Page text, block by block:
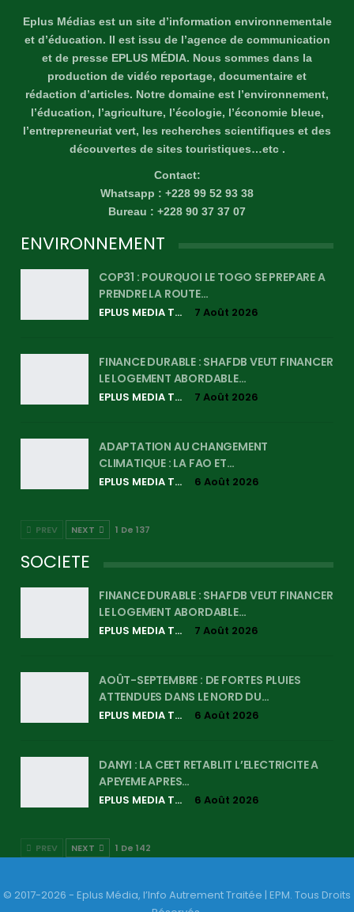
Eplus Médias est un site d’information environnementale
et d’éducation. Il est issu de l’agence de communication
et de presse EPLUS MÉDIA. Nous sommes dans la
production de vidéo reportage, documentaire et
rédaction d’articles. Notre domaine est l’environnement,
l’éducation, l’agriculture, l’écologie, l’économie bleue,
l’entrepreneuriat vert, les recherches scientifiques et des
découvertes de sites touristiques…etc .
Contact:
Whatsapp : +228 99 52 93 38
Bureau : +228 90 37 37 07
ENVIRONNEMENT
COP31 : POURQUOI LE TOGO SE PREPARE A
PRENDRE LA ROUTE…
EPLUS MEDIA TV 7 Août 2026
FINANCE DURABLE : SHAFDB VEUT FINANCER
LE LOGEMENT ABORDABLE…
EPLUS MEDIA TV 7 Août 2026
ADAPTATION AU CHANGEMENT
CLIMATIQUE : LA FAO ET…
EPLUS MEDIA TV 6 Août 2026
PREV NEXT 1 De 137
SOCIETE
FINANCE DURABLE : SHAFDB VEUT FINANCER
LE LOGEMENT ABORDABLE…
EPLUS MEDIA TV 7 Août 2026
AOÛT-SEPTEMBRE : DE FORTES PLUIES
ATTENDUES DANS LE NORD DU…
EPLUS MEDIA TV 6 Août 2026
DANYI : LA CEET RETABLIT L’ELECTRICITE A
APEYEME APRES…
EPLUS MEDIA TV 6 Août 2026
PREV NEXT 1 De 142
© 2017-2026 - Eplus Média, l’Info Autrement Traitée | EPM. Tous Droits